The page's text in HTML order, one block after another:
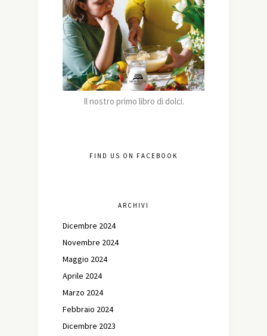
Il nostro primo libro di dolci.
FIND US ON FACEBOOK
ARCHIVI
Dicembre 2024
Novembre 2024
Maggio 2024
Aprile 2024
Marzo 2024
Febbraio 2024
Dicembre 2023